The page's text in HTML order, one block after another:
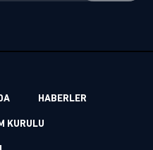
HABERLER
KURULU